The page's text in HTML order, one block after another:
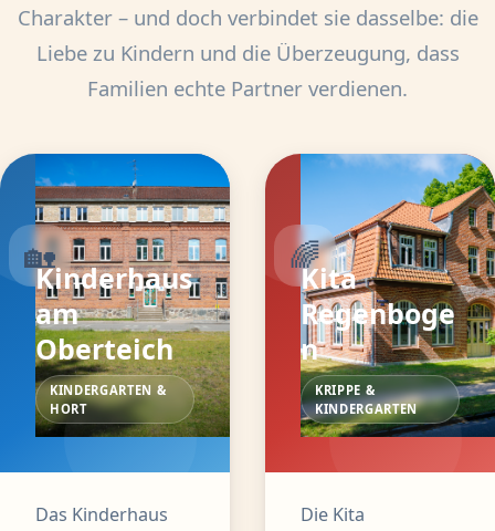
Charakter – und doch verbindet sie dasselbe: die
Liebe zu Kindern und die Überzeugung, dass
Familien echte Partner verdienen.
🏡
Kinderhaus
am
Oberteich
KINDERGARTEN &
HORT
Das Kinderhaus
🌈
Kita
Regenboge
n
KRIPPE &
KINDERGARTEN
Die Kita